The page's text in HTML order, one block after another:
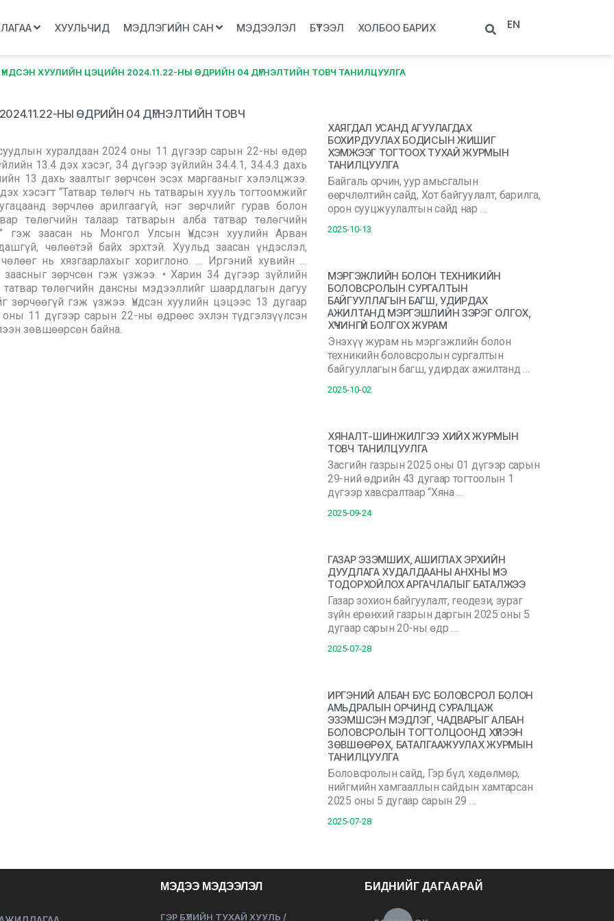
ХУУЛЬЧИД МЭДЛЭГИЙН САН МЭДЭЭЛЭЛ БҮТЭЭЛ ХОЛБОО БАРИХ EN
ХУУЛИЙН ЦЭЦИЙН 2024.11.22-НЫ ӨДРИЙН 04 ДҮГНЭЛТИЙН ТОВЧ ТАНИЛЦУУЛГА
НЫ ӨДРИЙН 04 ДҮГНЭЛТИЙН ТОВЧ
хуралдаан 2024 оны 11 дүгээр сарын 22-ны өдөр
13.4 дэх хэсэг, 34 дүгээр зүйлийн 34.4.1, 34.4.3 дахь
13 дахь заалтыг зөрчсөн эсэх маргааныг хэлэлцжээ.
хэсэгт “Татвар төлөгч нь татварын хууль тогтоомжийг
зөрчлөө арилгаагүй, нэг зөрчлийг гурав болон
төлөгчийн талаар татварын алба татвар төлөгчийн
гэж заасан нь Монгол Улсын Үндсэн хуулийн Арван
чөлөөтэй байх эрхтэй. Хуульд заасан үндэслэл,
нь хязгаарлахыг хориглоно. … Иргэний хувийн …
зөрчсөн гэж үзжээ. • Харин 34 дүгээр зүйлийн
төлөгчийн дансны мэдээллийг шаардлагын дагуу
зөрчөөгүй гэж үзжээ. Үндсэн хуулийн цэцээс 13 дугаар
11 дүгээр сарын 22-ны өдрөөс эхлэн түдгэлзүүлсэн
зөвшөөрсөн байна.
ХАЯГДАЛ УСАНД АГУУЛАГДАХ
БОХИРДУУЛАХ БОДИСЫН ЖИШИГ
ХЭМЖЭЭГ ТОГТООХ ТУХАЙ ЖУРМЫН
ТАНИЛЦУУЛГА
Байгаль орчин, уур амьсгалын
өөрчлөлтийн сайд, Хот байгуулалт, барилга,
орон сууцжуулалтын сайд нар …
2025-10-13
МЭРГЭЖЛИЙН БОЛОН ТЕХНИКИЙН
БОЛОВСРОЛЫН СУРГАЛТЫН
БАЙГУУЛЛАГЫН БАГШ, УДИРДАХ
АЖИЛТАНД МЭРГЭШЛИЙН ЗЭРЭГ ОЛГОХ,
ХҮЧИНГҮЙ БОЛГОХ ЖУРАМ
Энэхүү журам нь мэргэжлийн болон
техникийн боловсролын сургалтын
байгууллагын багш, удирдах ажилтанд …
2025-10-02
ХЯНАЛТ-ШИНЖИЛГЭЭ ХИЙХ ЖУРМЫН
ТОВЧ ТАНИЛЦУУЛГА
Засгийн газрын 2025 оны 01 дүгээр сарын
29-ний өдрийн 43 дугаар тогтоолын 1
дүгээр хавсралтаар “Хяна …
2025-09-24
ГАЗАР ЭЗЭМШИХ, АШИГЛАХ ЭРХИЙН
ДУУДЛАГА ХУДАЛДААНЫ АНХНЫ ҮНЭ
ТОДОРХОЙЛОХ АРГАЧЛАЛЫГ БАТАЛЖЭЭ
Газар зохион байгуулалт, геодези, зураг
зүйн ерөнхий газрын даргын 2025 оны 5
дугаар сарын 20-ны өдр …
2025-07-28
ИРГЭНИЙ АЛБАН БУС БОЛОВСРОЛ БОЛОН
АМЬДРАЛЫН ОРЧИНД СУРАЛЦАЖ
ЭЗЭМШСЭН МЭДЛЭГ, ЧАДВАРЫГ АЛБАН
БОЛОВСРОЛЫН ТОГТОЛЦООНД ХҮЛЭЭН
ЗӨВШӨӨРӨХ, БАТАЛГААЖУУЛАХ ЖУРМЫН
ТАНИЛЦУУЛГА
Боловсролын сайд, Гэр бүл, хөдөлмөр,
нийгмийн хамгааллын сайдын хамтарсан
2025 оны 5 дугаар сарын 29 …
2025-07-28
МЭДЭЭ МЭДЭЭЛЭЛ
ГЭР БҮЛИЙН ТУХАЙ ХУУЛЬ /
БИДНИЙГ ДАГААРАЙ